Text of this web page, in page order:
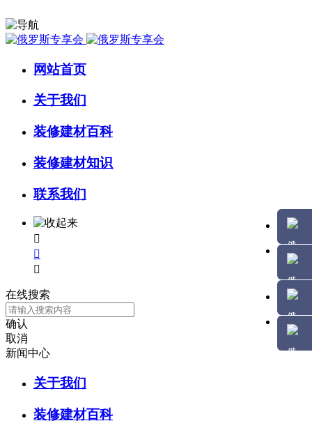
网站首页
关于我们
装修建材百科
装修建材知识
联系我们



在线搜索
确认
取消
新闻中心
关于我们
装修建材百科